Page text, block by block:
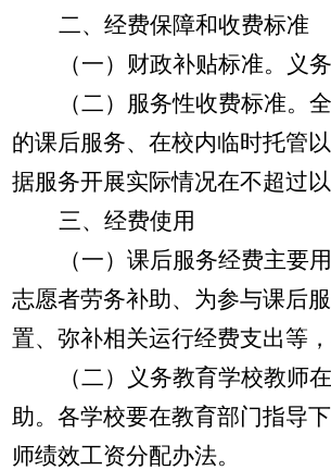
二、 经费保障和收费标准
（一） 财政补贴标准。 义
（二） 服务性收费标准。
的课后服务、在校内临时托管
据服务开展实际情况在不超过
三、 经费使用
（一） 课后服务经费主要
志愿者劳务补助、 为参与课后
置、弥补相关运行经费支出等
（二） 义务教育学校教师
助。 各学校要在教育部门指导下
师绩效工资分配办法。